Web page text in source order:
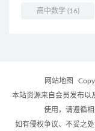
高中数学(16)
网站地图
本站资源来自会员发布以
使用，请遵循
如有侵权争议、不妥之